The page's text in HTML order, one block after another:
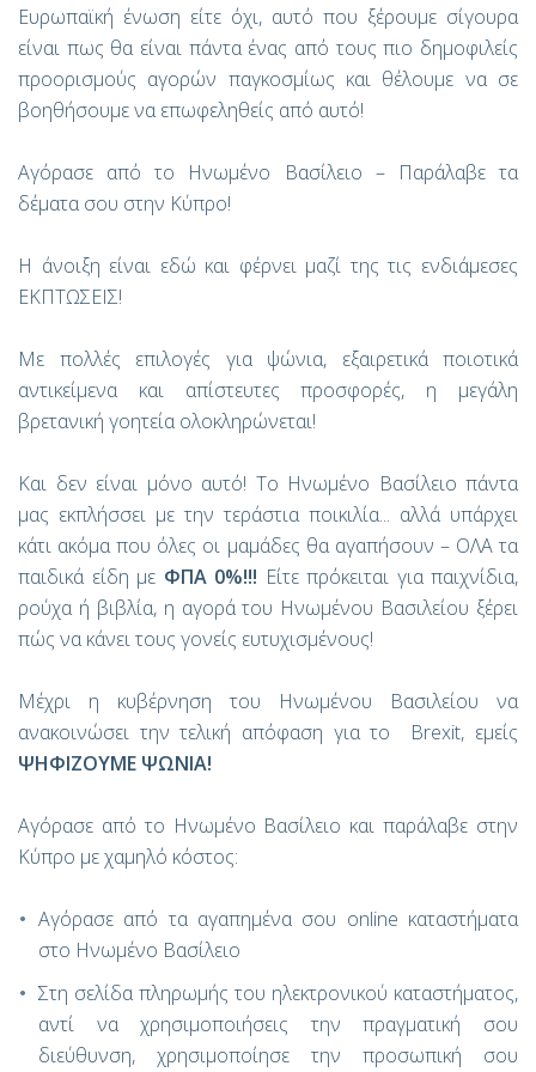
Ευρωπαϊκή ένωση είτε όχι, αυτό που ξέρουμε σίγουρα
είναι πως θα είναι πάντα ένας από τους πιο δημοφιλείς
προορισμούς αγορών παγκοσμίως και θέλουμε να σε
βοηθήσουμε να επωφεληθείς από αυτό!
Αγόρασε από το Ηνωμένο Βασίλειο – Παράλαβε τα
δέματα σου στην Κύπρο!
Η άνοιξη είναι εδώ και φέρνει μαζί της τις ενδιάμεσες
ΕΚΠΤΩΣΕΙΣ!
Με πολλές επιλογές για ψώνια, εξαιρετικά ποιοτικά
αντικείμενα και απίστευτες προσφορές, η μεγάλη
βρετανική γοητεία ολοκληρώνεται!
Και δεν είναι μόνο αυτό! Το Ηνωμένο Βασίλειο πάντα
μας εκπλήσσει με την τεράστια ποικιλία... αλλά υπάρχει
κάτι ακόμα που όλες οι μαμάδες θα αγαπήσουν – ΟΛΑ τα
παιδικά είδη με ΦΠΑ 0%!!! Είτε πρόκειται για παιχνίδια,
ρούχα ή βιβλία, η αγορά του Ηνωμένου Βασιλείου ξέρει
πώς να κάνει τους γονείς ευτυχισμένους!
Μέχρι η κυβέρνηση του Ηνωμένου Βασιλείου να
ανακοινώσει την τελική απόφαση για το Brexit, εμείς
ΨΗΦΙΖΟΥΜΕ ΨΩΝΙΑ!
Αγόρασε από το Ηνωμένο Βασίλειο και παράλαβε στην
Κύπρο με χαμηλό κόστος:
Αγόρασε από τα αγαπημένα σου online καταστήματα
στο Ηνωμένο Βασίλειο
Στη σελίδα πληρωμής του ηλεκτρονικού καταστήματος,
αντί να χρησιμοποιήσεις την πραγματική σου
διεύθυνση, χρησιμοποίησε την προσωπική σου